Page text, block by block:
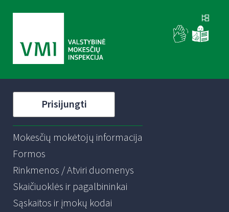
Prisijungti
Mokesčių mokėtojų informacija
Formos
Rinkmenos / Atviri duomenys
Skaičiuoklės ir pagalbininkai
Sąskaitos ir įmokų kodai